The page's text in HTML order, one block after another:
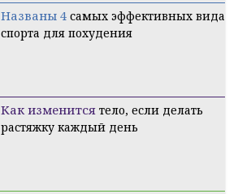
Названы 4 самых эффективных вида
спорта для похудения
Как изменится тело, если делать
растяжку каждый день